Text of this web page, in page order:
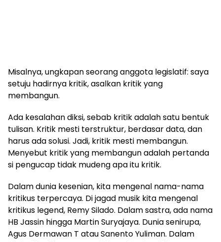
Misalnya, ungkapan seorang anggota legislatif: saya
setuju hadirnya kritik, asalkan kritik yang
membangun.
Ada kesalahan diksi, sebab kritik adalah satu bentuk
tulisan. Kritik mesti terstruktur, berdasar data, dan
harus ada solusi. Jadi, kritik mesti membangun.
Menyebut kritik yang membangun adalah pertanda
si pengucap tidak mudeng apa itu kritik.
Dalam dunia kesenian, kita mengenal nama-nama
kritikus terpercaya. Di jagad musik kita mengenal
kritikus legend, Remy Silado. Dalam sastra, ada nama
HB Jassin hingga Martin Suryajaya. Dunia senirupa,
Agus Dermawan T atau Sanento Yuliman. Dalam